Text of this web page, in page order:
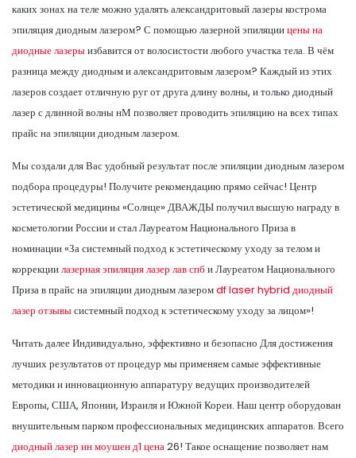
каких зонах на теле можно удалять александритовый лазеры кострома
эпиляция диодным лазером? С помощью лазерной эпиляциицены на
диодные лазерыизбавится от волосистости любого участка тела. В чём
разница между диодным и александритовым лазером? Каждый из этих
лазеров создает отличную руг от друга длину волны, и только диодный
лазер с длинной волны нМ позволяет проводить эпиляцию на всех типах
прайс на эпиляции диодным лазером.
Мы создали для Вас удобный результат после эпиляции диодным лазером
подбора процедуры! Получите рекомендацию прямо сейчас! Центр
эстетической медицины «Солнце» ДВАЖДЫ получил высшую награду в
косметологии России и стал Лауреатом Национального Приза в
номинации «За системный подход к эстетическому уходу за телом и
коррекциилазерная эпиляция лазер лав спб и Лауреатом Национального
Приза в прайс на эпиляции диодным лазеромdf laser hybrid диодный
лазер отзывысистемный подход к эстетическому уходу за лицом»!
Читать далее Индивидуально, эффективно и безопасно Для достижения
лучших результатов от процедур мы применяем самые эффективные
методики и инновационную аппаратуру ведущих производителей
Европы, США, Японии, Израиля и Южной Кореи. Наш центр оборудован
внушительным парком профессиональных медицинских аппаратов. Всего
диодный лазер ин моушен д1 цена26! Такое оснащение позволяет нам